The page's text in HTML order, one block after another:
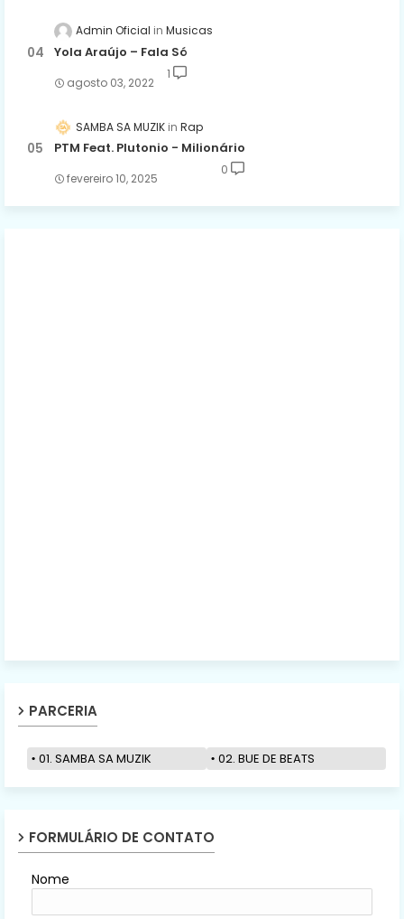
Admin Oficial Musicas
Yola Araújo – Fala Só
agosto 03, 2022
1
SAMBA SA MUZIK Rap
PTM Feat. Plutonio - Milionário
fevereiro 10, 2025
0
PARCERIA
01. SAMBA SA MUZIK 02. BUE DE BEATS
FORMULÁRIO DE CONTATO
Nome